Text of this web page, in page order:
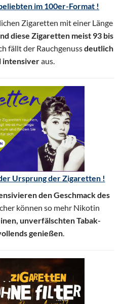
im 100er-Format !
Zigaretten mit einer Länge
diese Zigaretten meist 93 bis
fällt der Rauchgenussdeutlich
intensiveraus.
Ursprung der Zigaretten !
den Geschmack des
können so mehr Nikotin
unverfälschten Tabak-
genießen.